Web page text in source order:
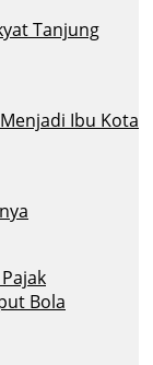
Tanjung
Ibu Kota
Bola